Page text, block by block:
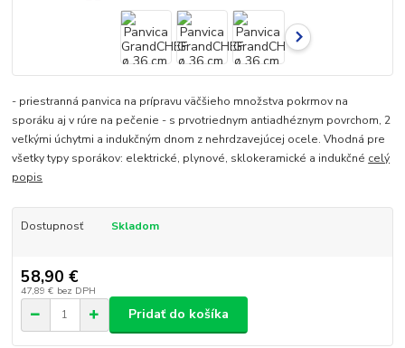
- priestranná panvica na prípravu väčšieho množstva pokrmov na
sporáku aj v rúre na pečenie - s prvotriednym antiadhéznym povrchom, 2
veľkými úchytmi a indukčným dnom z nehrdzavejúcej ocele. Vhodná pre
všetky typy sporákov: elektrické, plynové, sklokeramické a indukčné celý
popis
Dostupnosť Skladom
58,90 €
47,89 € bez DPH
Pridať do košíka